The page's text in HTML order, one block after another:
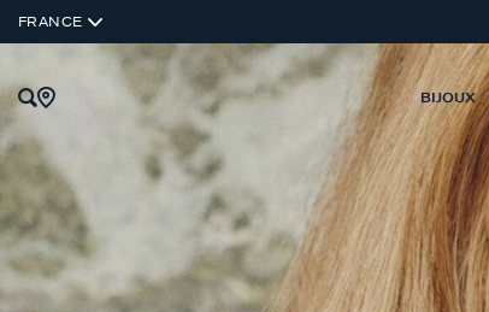
FRANCE
BIJOUX